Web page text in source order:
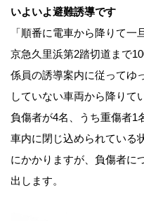
いよいよ避難誘導です
「順番に電車から降りて
京急久里浜第2踏切道まで
係員の誘導案内に従ってゆ
していない車両から降りて
負傷者が4名、うち重傷者1
車内に閉じ込められている
にかかりますが、負傷者に
出します。